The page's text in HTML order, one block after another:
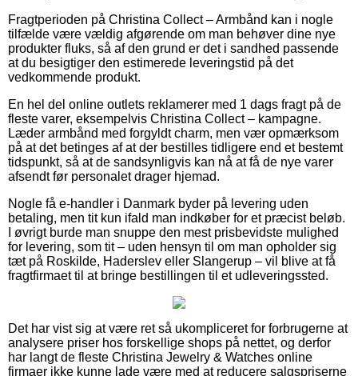
Fragtperioden på Christina Collect – Armbånd kan i nogle
tilfælde være vældig afgørende om man behøver dine nye
produkter fluks, så af den grund er det i sandhed passende
at du besigtiger den estimerede leveringstid på det
vedkommende produkt.
En hel del online outlets reklamerer med 1 dags fragt på de
fleste varer, eksempelvis Christina Collect – kampagne.
Læder armbånd med forgyldt charm, men vær opmærksom
på at det betinges af at der bestilles tidligere end et bestemt
tidspunkt, så at de sandsynligvis kan nå at få de nye varer
afsendt før personalet drager hjemad.
Nogle få e-handler i Danmark byder på levering uden
betaling, men tit kun ifald man indkøber for et præcist beløb.
I øvrigt burde man snuppe den mest prisbevidste mulighed
for levering, som tit – uden hensyn til om man opholder sig
tæt på Roskilde, Haderslev eller Slangerup – vil blive at få
fragtfirmaet til at bringe bestillingen til et udleveringssted.
Det har vist sig at være ret så ukompliceret for forbrugerne at
analysere priser hos forskellige shops på nettet, og derfor
har langt de fleste Christina Jewelry & Watches online
firmaer ikke kunne lade være med at reducere salgspriserne